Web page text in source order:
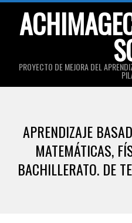
PROYECTO DE MEJORA DEL
MenuAPRENDIZAJE
MATEMÁTICAS,
BACHILLERATO. DE